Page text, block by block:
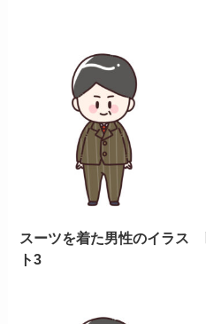
スーツを着た男性のイラス
ト3